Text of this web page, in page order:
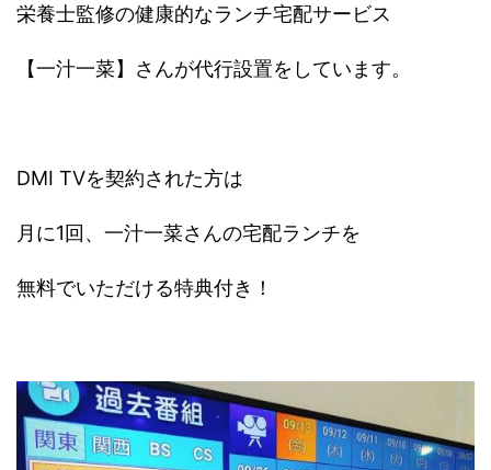
栄養士監修の健康的なランチ宅配サービス
【一汁一菜】さんが代行設置をしています。
DMI TVを契約された方は
月に1回、一汁一菜さんの宅配ランチを
無料でいただける特典付き！